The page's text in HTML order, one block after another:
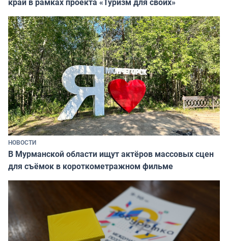
НОВОСТИ
В Мурманской области ищут актёров массовых сцен
для съёмок в короткометражном фильме